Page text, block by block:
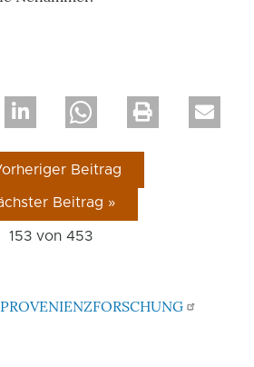
Beitrag
Beitrag »
153 von 453